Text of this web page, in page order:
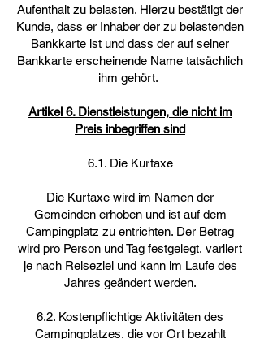
Aufenthalt zu belasten. Hierzu bestätigt der
Kunde, dass er Inhaber der zu belastenden
Bankkarte ist und dass der auf seiner
Bankkarte erscheinende Name tatsächlich
ihm gehört.
Artikel 6. Dienstleistungen, die nicht im
Preis inbegriffen sind
6.1. Die Kurtaxe
Die Kurtaxe wird im Namen der
Gemeinden erhoben und ist auf dem
Campingplatz zu entrichten. Der Betrag
wird pro Person und Tag festgelegt, variiert
je nach Reiseziel und kann im Laufe des
Jahres geändert werden.
6.2. Kostenpflichtige Aktivitäten des
Campingplatzes, die vor Ort bezahlt